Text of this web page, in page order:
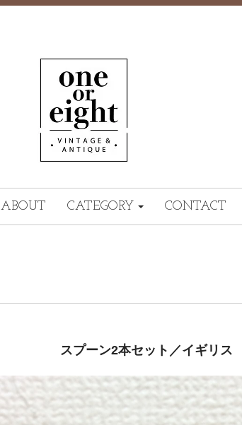
ABOUT CATEGORY CONTACT
スプーン2本セット／イギリ